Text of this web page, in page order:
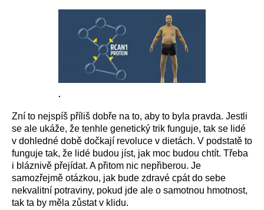
.
Zní to nejspíš příliš dobře na to, aby to byla pravda. Jestli
se ale ukáže, že tenhle genetický trik funguje, tak se lidé
v dohledné době dočkají revoluce v dietách. V podstatě to
funguje tak, že lidé budou jíst, jak moc budou chtít. Třeba
i bláznivě přejídat. A přitom nic nepřiberou. Je
samozřejmě otázkou, jak bude zdravé cpát do sebe
nekvalitní potraviny, pokud jde ale o samotnou hmotnost,
tak ta by měla zůstat v klidu.